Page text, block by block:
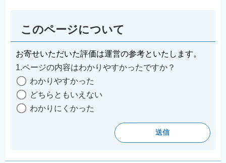
このページについて
お寄せいただいた評価は運営の参考といたします。
1.ページの内容はわかりやすかったですか？
わかりやすかった
どちらともいえない
わかりにくかった